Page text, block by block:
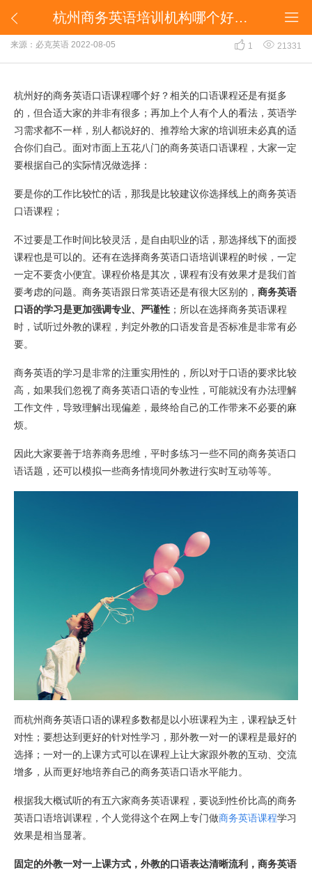
 
杭州商务英语培训机构哪个好，哪个值得选择？
杭州商务英语培训机构哪个好，哪个值得选择？
来源：必克英语 2022-08-05  1  21331
杭州好的商务英语口语课程哪个好？相关的口语课程还是有挺多
的，但合适大家的并非有很多；再加上个人有个人的看法，英语学
习需求都不一样，别人都说好的、推荐给大家的培训班未必真的适
合你们自己。面对市面上五花八门的商务英语口语课程，大家一定
要根据自己的实际情况做选择：
要是你的工作比较忙的话，那我是比较建议你选择线上的商务英语
口语课程；
不过要是工作时间比较灵活，是自由职业的话，那选择线下的面授
课程也是可以的。还有在选择商务英语口语培训课程的时候，一定
一定不要贪小便宜。课程价格是其次，课程有没有效果才是我们首
要考虑的问题。商务英语跟日常英语还是有很大区别的， 商务英语
口语的学习是更加强调专业、严谨性 ；所以在选择商务英语课程
时，试听过外教的课程，判定外教的口语发音是否标准是非常有必
要。
商务英语的学习是非常的注重实用性的，所以对于口语的要求比较
高，如果我们忽视了商务英语口语的专业性，可能就没有办法理解
工作文件，导致理解出现偏差，最终给自己的工作带来不必要的麻
烦。
因此大家要善于培养商务思维，平时多练习一些不同的商务英语口
语话题，还可以模拟一些商务情境同外教进行实时互动等等。
而杭州商务英语口语的课程多数都是以小班课程为主，课程缺乏针
对性；要想达到更好的针对性学习，那外教一对一的课程是最好的
选择；一对一的上课方式可以在课程上让大家跟外教的互动、交流
增多，从而更好地培养自己的商务英语口语水平能力。
根据我大概试听的有五六家商务英语课程，要说到性价比高的商务
英语口语培训课程，个人觉得这个在网上专门做商务英语课程学习
效果是相当显著。
固定的外教一对一上课方式，外教的口语表达清晰流利，商务英语